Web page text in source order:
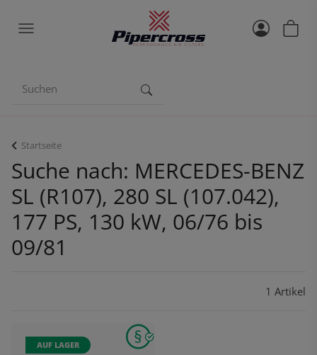
Startseite
Suche nach: MERCEDES-BENZ
SL (R107), 280 SL (107.042),
177 PS, 130 kW, 06/76 bis
09/81
1 Artikel
AUF LAGER